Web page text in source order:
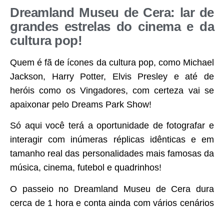
Dreamland Museu de Cera: lar de
grandes estrelas do cinema e da
cultura pop!
Quem é fã de ícones da cultura pop, como Michael
Jackson, Harry Potter, Elvis Presley e até de
heróis como os Vingadores, com certeza vai se
apaixonar pelo Dreams Park Show!
Só aqui você terá a oportunidade de fotografar e
interagir com inúmeras réplicas idênticas e em
tamanho real das personalidades mais famosas da
música, cinema, futebol e quadrinhos!
O passeio no Dreamland Museu de Cera dura
cerca de 1 hora e conta ainda com vários cenários